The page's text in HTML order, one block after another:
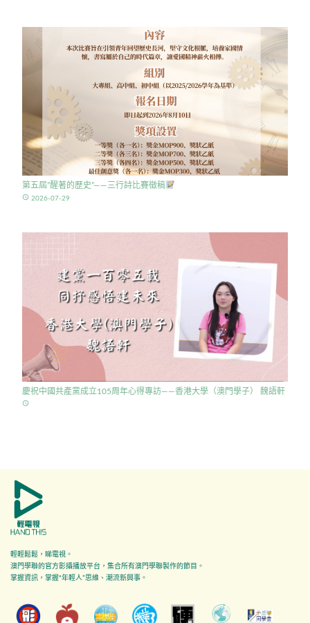
第五屆”醒著的歷史”——三行詩比賽徵稿
access_time 2026-07-29
慶祝中國共產黨成立105周年心得專訪——香港大學（澳門學子） 魏語軒
access_time
輕輕鬆鬆，睇電視。
澳門學聯的官方影攝播放平台，集合所有澳門學聯製作的節目。
掌握資訊，掌握"年輕人”思維、潮流新興事。